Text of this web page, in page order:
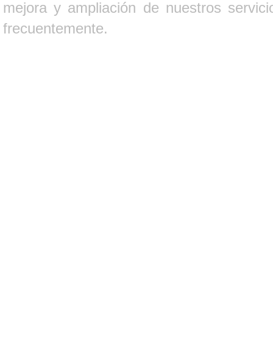
mejora y ampliación de nuestros
frecuentemente.